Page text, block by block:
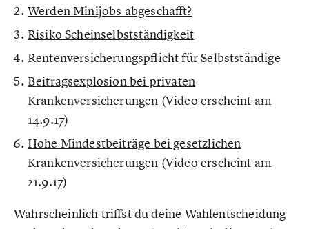
Werden Minijobs abgeschafft?
Risiko Scheinselbstständigkeit
Rentenversicherungspflicht für Selbstständige
Beitragsexplosion bei privaten
Krankenversicherungen (Video erscheint am
14.9.17)
Hohe Mindestbeiträge bei gesetzlichen
Krankenversicherungen (Video erscheint am
21.9.17)
Wahrscheinlich triffst du deine Wahlentscheidung